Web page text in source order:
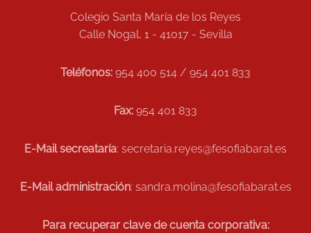
Colegio Santa María de los Reyes
Calle Nogal, 1 - 41017 - Sevilla
Teléfonos: 954 400 514 / 954 401 833
Fax: 954 401 833
E-Mail secreataría: secretaria.reyes@fesofiabarat.es
E-Mail administración: sandra.molina@fesofiabarat.es
Para recuperar clave de cuenta corporativa: